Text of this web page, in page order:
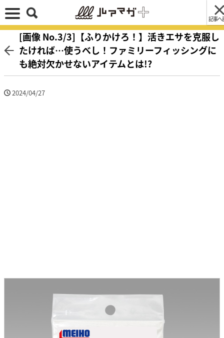
記事へ
[画像 No.3/3]【ふりかけろ！】活きエサを克服し
たければ…使うべし！ファミリーフィッシングに
も絶対欠かせないアイテムとは!?
2024/04/27